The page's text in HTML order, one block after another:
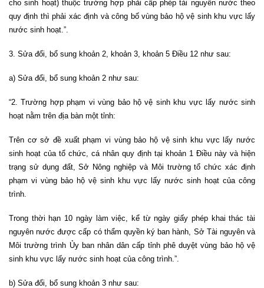
cho sinh hoạt) thuộc trường hợp phải cấp phép tài nguyên nước theo
quy định thì phải xác định và công bố vùng bảo hộ vệ sinh khu vực lấy
nước sinh hoạt.”.
3. Sửa đổi, bổ sung khoản 2, khoản 3, khoản 5 Điều 12 như sau:
a) Sửa đổi, bổ sung khoản 2 như sau:
“2. Trường hợp phạm vi vùng bảo hộ vệ sinh khu vực lấy nước sinh
hoạt nằm trên địa bàn một tỉnh:
Trên cơ sở đề xuất phạm vi vùng bảo hộ vệ sinh khu vực lấy nước
sinh hoạt của tổ chức, cá nhân quy định tại khoản 1 Điều này và hiện
trạng sử dụng đất, Sở Nông nghiệp và Môi trường tổ chức xác định
phạm vi vùng bảo hộ vệ sinh khu vực lấy nước sinh hoạt của công
trình.
Trong thời hạn 10 ngày làm việc, kể từ ngày giấy phép khai thác tài
nguyên nước được cấp có thẩm quyền ký ban hành, Sở Tài nguyên và
Môi trường trình Ủy ban nhân dân cấp tỉnh phê duyệt vùng bảo hộ vệ
sinh khu vực lấy nước sinh hoạt của công trình.”.
b) Sửa đổi, bổ sung khoản 3 như sau: